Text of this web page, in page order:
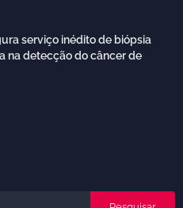
serviço inédito de biópsia
na detecção do câncer de